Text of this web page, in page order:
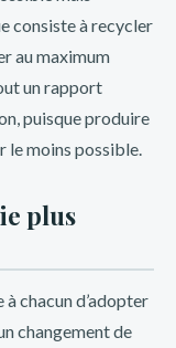
de opciones,
bonos por
más. Estas
de aumentar tus
línea.
como la
promociones
apuestas
la emoción de
estas
consiste à recycler
au maximum
un rapport
puisque produire
le moins possible.
plus
à chacun d’adopter
changement de